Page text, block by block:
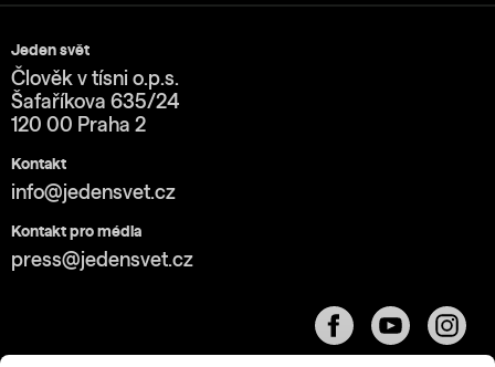
Jeden svět
Člověk v tísni o.p.s.
Šafaříkova 635/24
120 00 Praha 2
Kontakt
info@jedensvet.cz
Kontakt pro média
press@jedensvet.cz